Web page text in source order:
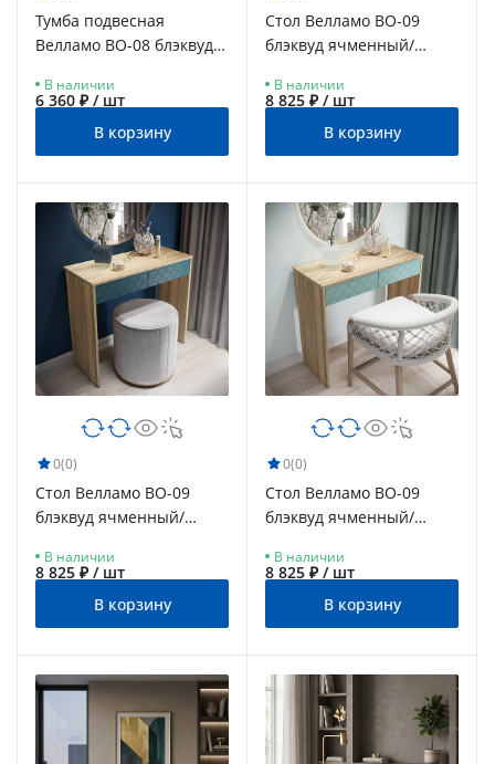
Тумба подвесная
Велламо ВО-08 блэквуд
В наличии
6 360 ₽ / шт
В корзину
Стол Велламо ВО-09
блэквуд ячменный/
В наличии
8 825 ₽ / шт
В корзину
0(0)
Стол Велламо ВО-09
блэквуд ячменный/
В наличии
8 825 ₽ / шт
В корзину
0(0)
Стол Велламо ВО-09
блэквуд ячменный/
В наличии
8 825 ₽ / шт
В корзину